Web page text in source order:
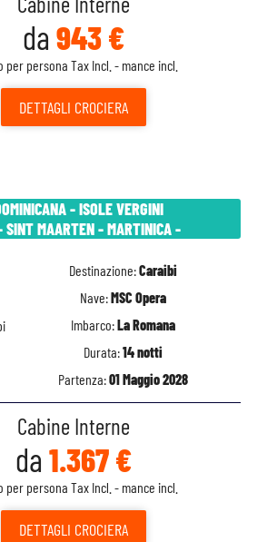
da 943 €
per persona Tax Incl. - mance incl.
DETTAGLI CROCIERA
- ISOLE VERGINI
SINT MAARTEN - MARTINICA -
Destinazione:Caraibi
Nave:MSC Opera
Imbarco:La Romana
Durata:14 notti
Partenza:01 Maggio 2028
Cabine Interne
da 1.367 €
per persona Tax Incl. - mance incl.
DETTAGLI CROCIERA